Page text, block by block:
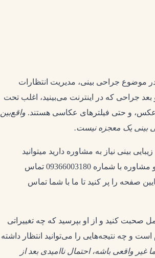
موضوع جراحی بینی، مدیریت انتظارات
جراحی که در اینترنت می‌بینید، اغلب تحت
عکس، و حتی فیلترهای عکاسی هستند. واقع‌بین
بینی یک معجزه نیست.
بینی نیاز به مشاوره دارید میتوانید
برای نوبت دهی و مشاوره با شماره 09366003180 تماس
صفحه را پر کنید تا ما با شما تماس
صحبت کنید و از او بپرسید که چه تغییراتی
است و چه نتیجه‌هایی را می‌توانید انتظار داشته
غیر واقعی باشه، احتمال ناامیدی بعد از